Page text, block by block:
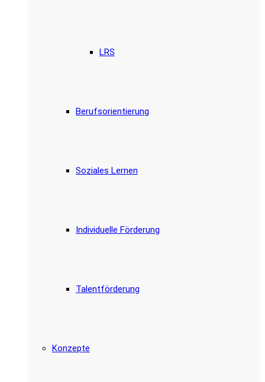
LRS
Berufsorientierung
Soziales Lernen
Individuelle Förderung
Talentförderung
Konzepte